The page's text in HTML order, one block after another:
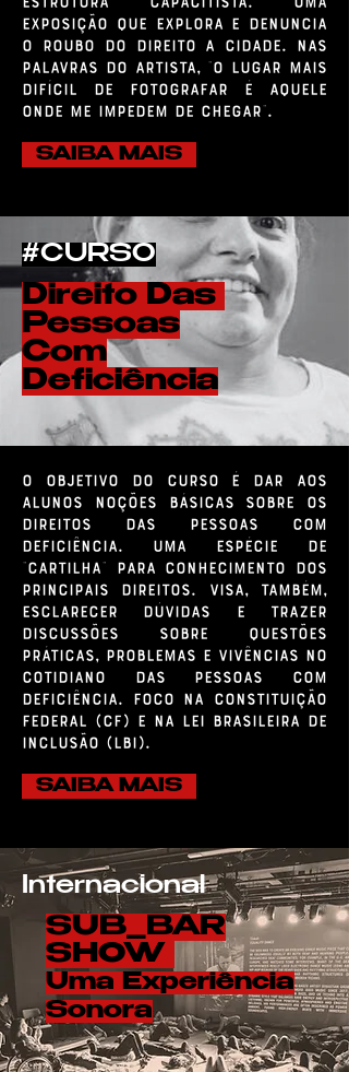
exposição que explora e denuncia
o roubo do direito a cidade. Nas
palavras do artista, "o lugar mais
difícil de fotografar é aquele
onde me impedem de chegar".
SAIBA MAIS
#CURSO
Direito Das
Pessoas
Com
Deficiência
O objetivo do curso é dar aos
alunos noções básicas sobre os
Direitos das Pessoas com
Deficiência. Uma espécie de
"Cartilha" para conhecimento dos
principais Direitos. Visa, também,
esclarecer dúvidas e trazer
discussões sobre questões
práticas, problemas e vivências no
cotidiano das pessoas com
deficiência. Foco na Constituição
Federal (CF) e na Lei Brasileira de
Inclusão (LBI).
SAIBA MAIS
Internacional
SUB_BAR
SHOW
Uma Experiência
Sonora